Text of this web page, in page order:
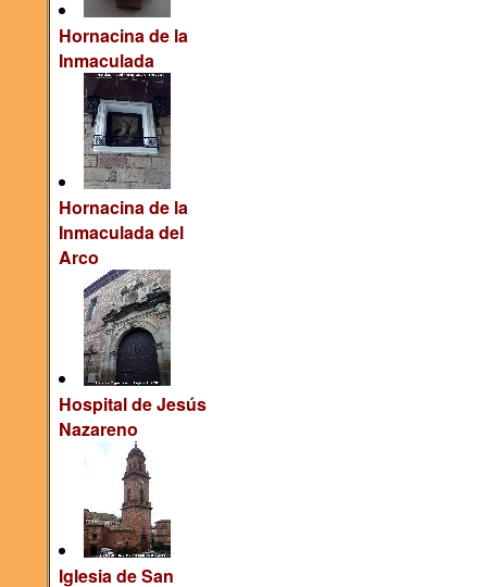
Hornacina de la
Inmaculada
Hornacina de la
Inmaculada del
Arco
Hospital de Jesús
Nazareno
Iglesia de San